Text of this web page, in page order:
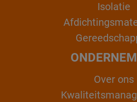
Isolatie
Over ons